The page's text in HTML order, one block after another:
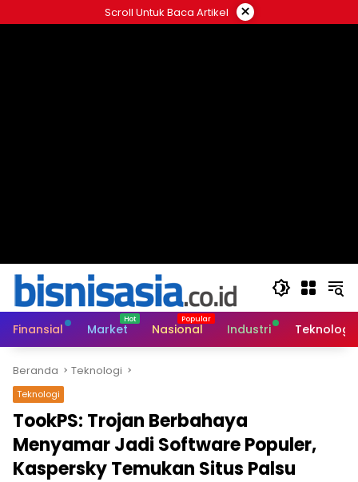
ke
Scroll Untuk Baca Artikel ×
Finansial Market Nasional Industri Teknologi
Beranda Teknologi
Teknologi
TookPS: Trojan Berbahaya
Menyamar Jadi Software Populer,
Kaspersky Temukan Situs Palsu